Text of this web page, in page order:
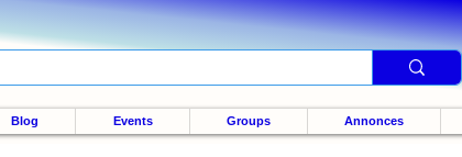
Blog Events Groups Annonces